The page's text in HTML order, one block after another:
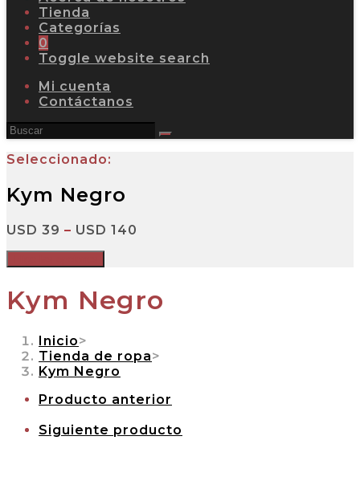
Tienda
Categorías
0
Toggle website search
Mi cuenta
Contáctanos
Seleccionado:
Kym Negro
USD 39 – USD 140
Kym Negro
Inicio>
Tienda de ropa>
Kym Negro
Producto anterior
Siguiente producto